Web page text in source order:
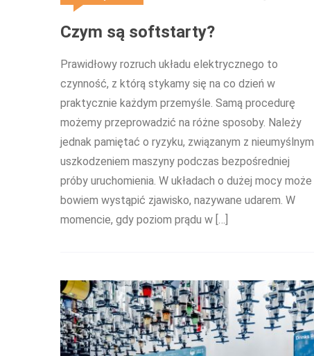
Czym są softstarty?
Prawidłowy rozruch układu elektrycznego to
czynność, z którą stykamy się na co dzień w
praktycznie każdym przemyśle. Samą procedurę
możemy przeprowadzić na różne sposoby. Należy
jednak pamiętać o ryzyku, związanym z nieumyślnym
uszkodzeniem maszyny podczas bezpośredniej
próby uruchomienia. W układach o dużej mocy może
bowiem wystąpić zjawisko, nazywane udarem. W
momencie, gdy poziom prądu w […]